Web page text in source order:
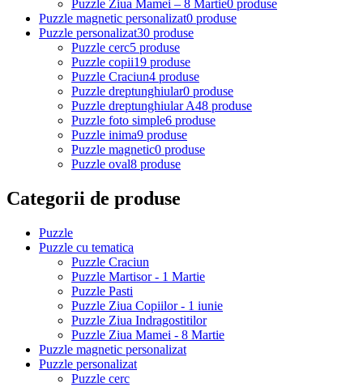
Puzzle Ziua Mamei – 8 Martie0 produse
Puzzle magnetic personalizat0 produse
Puzzle personalizat30 produse
Puzzle cerc5 produse
Puzzle copii19 produse
Puzzle Craciun4 produse
Puzzle dreptunghiular0 produse
Puzzle dreptunghiular A48 produse
Puzzle foto simple6 produse
Puzzle inima9 produse
Puzzle magnetic0 produse
Puzzle oval8 produse
Categorii de produse
Puzzle
Puzzle cu tematica
Puzzle Craciun
Puzzle Martisor - 1 Martie
Puzzle Pasti
Puzzle Ziua Copiilor - 1 iunie
Puzzle Ziua Indragostitilor
Puzzle Ziua Mamei - 8 Martie
Puzzle magnetic personalizat
Puzzle personalizat
Puzzle cerc